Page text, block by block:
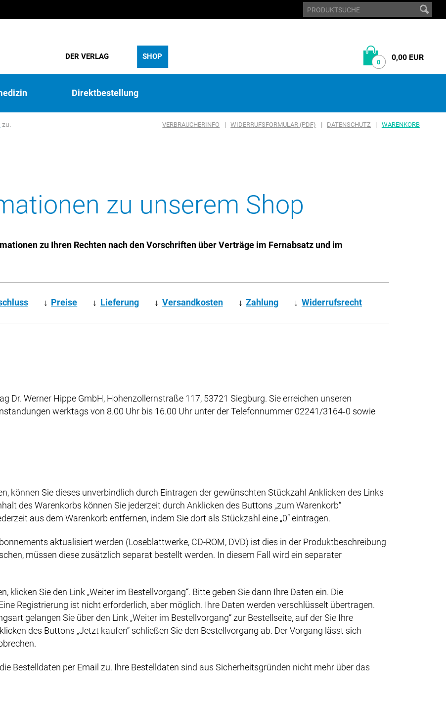
DER VERLAG SHOP
0 0,00 EUR
Direktbestellung
zu. VERBRAUCHERINFO | WIDERRUFSFORMULAR (PDF) | DATENSCHUTZ | WARENKORB
zu unserem Shop
zu Ihren Rechten nach den Vorschriften über Verträge im Fernabsatz und im
↓ Preise ↓ Lieferung ↓ Versandkosten ↓ Zahlung ↓ Widerrufsrecht
Dr. Werner Hippe GmbH, Hohenzollernstraße 117, 53721 Siegburg. Sie erreichen unseren
werktags von 8.00 Uhr bis 16.00 Uhr unter der Telefonnummer 02241/3164‑0 sowie
können Sie dieses unverbindlich durch Eintragen der gewünschten Stückzahl Anklicken des Links
des Warenkorbs können Sie jederzeit durch Anklicken des Buttons „zum Warenkorb“
aus dem Warenkorb entfernen, indem Sie dort als Stückzahl eine „0“ eintragen.
aktualisiert werden (Loseblattwerke, CD-ROM, DVD) ist dies in der Produktbeschreibung
müssen diese zusätzlich separat bestellt werden. In diesem Fall wird ein separater
klicken Sie den Link „Weiter im Bestellvorgang“. Bitte geben Sie dann Ihre Daten ein. Die
Registrierung ist nicht erforderlich, aber möglich. Ihre Daten werden verschlüsselt übertragen.
gelangen Sie über den Link „Weiter im Bestellvorgang“ zur Bestellseite, auf der Sie Ihre
des Buttons „Jetzt kaufen“ schließen Sie den Bestellvorgang ab. Der Vorgang lässt sich
Bestelldaten per Email zu. Ihre Bestelldaten sind aus Sicherheitsgründen nicht mehr über das